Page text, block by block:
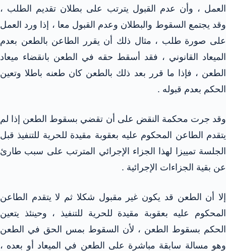
العمل ، وأن عدم القبول يترتب على بطلان تقديم الطلب ،
وقد يجتمع السقوط والبطلان وعدم القبول معا ، إذا ورد العمل
على صورة طلب ، مثال ذلك أن يقرر الطاعن بالطعن بعدم
الميعاد القانوني ، فقد أسقط حقه في الطعن بانقضاء ميعاد
الطعن ، فإذا ما قرر بعد ذلك بالطعن كان طعنه باطلا وتعين
الحكم بعدم قبوله .
وقد جرت محكمة النقض على أن تقضي بسقوط الطعن إذا لم
يتقدم الطاعن المحكوم عليه بعقوبة مقيدة للحرية للتنفيذ قبل
الجلسة تمييزا لهذا الجزاء الإجرائي المترتب على سبب طارئ
عن بقية الجزاءات الإجرائية .
إلا أن الطعن قد يكون غير مقبول شكلا ثم لا يتقدم الطاعن
المحكوم عليه بعقوبة مقيدة للحرية للتنفيذ ، وحينئذ يتعين
الحكم بسقوط الطعن ، لأن السقوط بمس الحق في الطعن
وهو مسالة سابقة مباشرة على الطعن في الميعاد أو بعده ،